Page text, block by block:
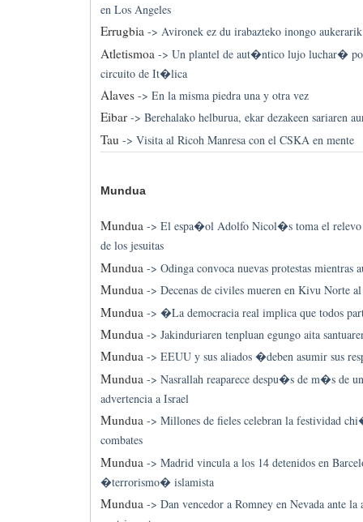
en Los Angeles
Errugbia-> Avironek ez du irabazteko inongo
Atletismoa -> Un plantel de aut�ntico lujo luchar�
circuito de It�lica
Alaves-> En la misma piedra una y otra vez
Eibar-> Berehalako helburua, ekar dezakeen sariaren
Tau -> Visita al Ricoh Manresa con el CSKA en mente
Mundua
Mundua-> El espa�ol Adolfo Nicol�s toma el relevo
de los jesuitas
Mundua-> Odinga convoca nuevas protestas mientras
Mundua-> Decenas de civiles mueren en Kivu Norte
Mundua -> �La democracia real implica que todos
Mundua-> Jakinduriaren tenpluan egungo aita
Mundua-> EEUU y sus aliados �deben asumir sus
Mundua-> Nasrallah reaparece despu�s de m�s de
advertencia a Israel
Mundua-> Millones de fieles celebran la festividad
combates
Mundua -> Madrid vincula a los 14 detenidos en
�terrorismo� islamista
Mundua-> Dan vencedor a Romney en Nevada ante la